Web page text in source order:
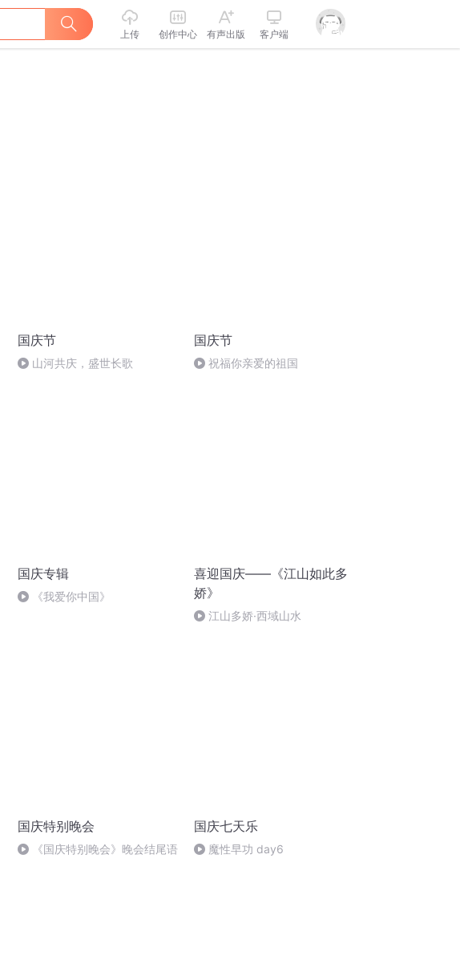
上传 创作中心 有声出版 客户端
国庆节
山河共庆，盛世长歌
国庆节
祝福你亲爱的祖国
国庆专辑
《我爱你中国》
喜迎国庆——《江山如此多
娇》
江山多娇·西域山水
国庆特别晚会
《国庆特别晚会》晚会结尾语
国庆七天乐
魔性早功 day6